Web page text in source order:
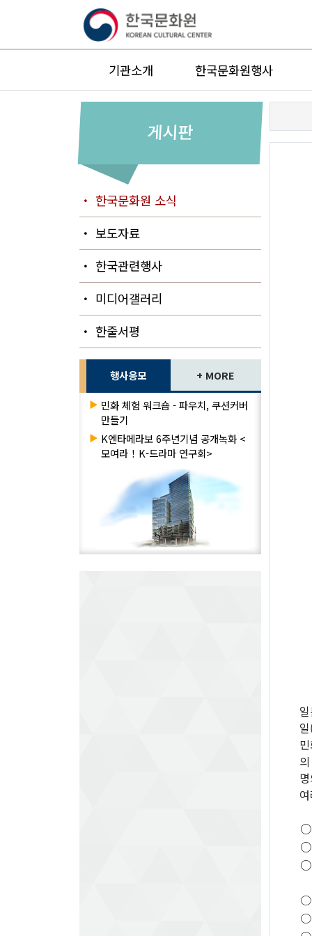
기관소개 한국문화원행사
게시판
・ 한국문화원 소식
・ 보도자료
・ 한국관련행사
・ 미디어갤러리
・ 한줄서평
행사응모 + MORE
▶ 민화 체험 워크숍 - 파우치, 쿠션커버
만들기
▶ K엔타메라보 6주년기념 공개녹화 <
모여라！K-드라마 연구회>
○
○
○
○
○